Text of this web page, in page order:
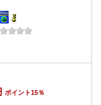
ポイント15％